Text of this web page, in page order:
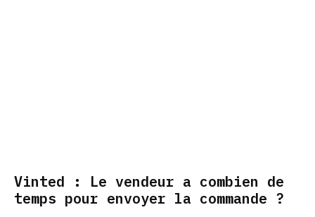
Vinted : Le vendeur a combien de
temps pour envoyer la commande ?